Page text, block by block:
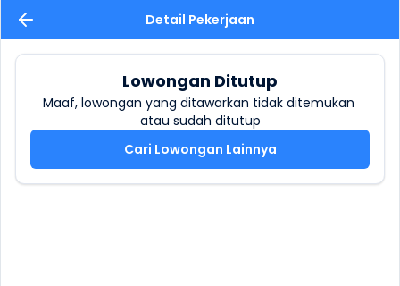
Detail Pekerjaan
Lowongan Ditutup
Maaf, lowongan yang ditawarkan tidak ditemukan
atau sudah ditutup
Cari Lowongan Lainnya